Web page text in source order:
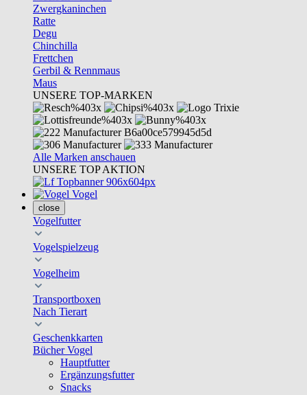
Zwergkaninchen
Ratte
Degu
Chinchilla
Frettchen
Gerbil & Rennmaus
Maus
UNSERE TOP-MARKEN
Alle Marken anschauen
UNSERE TOP AKTION
Vogel
close
Vogelfutter
Vogelspielzeug
Vogelheim
Transportboxen
Nach Tierart
Geschenkkarten
Bücher Vogel
Hauptfutter
Ergänzungsfutter
Snacks